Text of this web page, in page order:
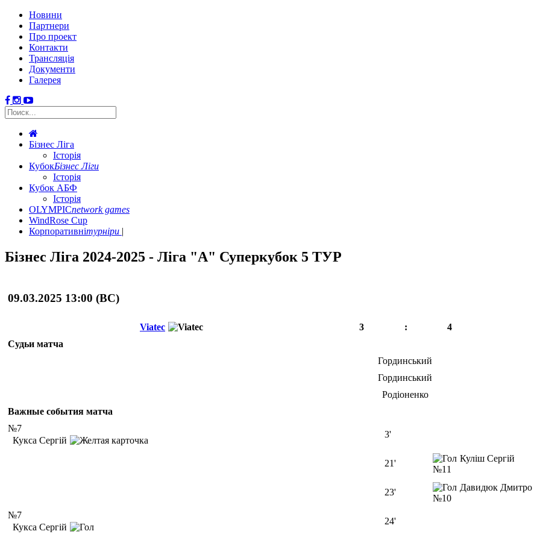
Новини
Партнери
Про проект
Контакти
Трансляція
Документи
Галерея
Бізнес Ліга
Історія
КубокБізнес Ліги
Історія
Кубок АБФ
Історія
OLYMPICnetwork games
WindRose Cup
Корпоративнітурніри
Бізнес Ліга 2024-2025 - Ліга "А" Суперкубок 5 ТУР
09.03.2025 13:00 (ВС)
Viatec 3 :
4
Судьи матча
Гординський
Гординський
Родіоненко
Важные события матча
№7
Кукса Сергій
3'
21'
Куліш Сергій
№11
23'
Давидюк Дмитро
№10
№7
Кукса Сергій
24'